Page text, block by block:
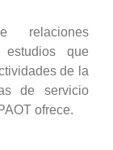
relaciones
que
de la
de servicio
ofrece.